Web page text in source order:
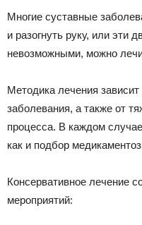
Многие суставные
и разогнуть руку, или эти
невозможными, можно
Методика лечения
заболевания, а также от
процесса. В каждом
как и подбор
Консервативное лечение
мероприятий: